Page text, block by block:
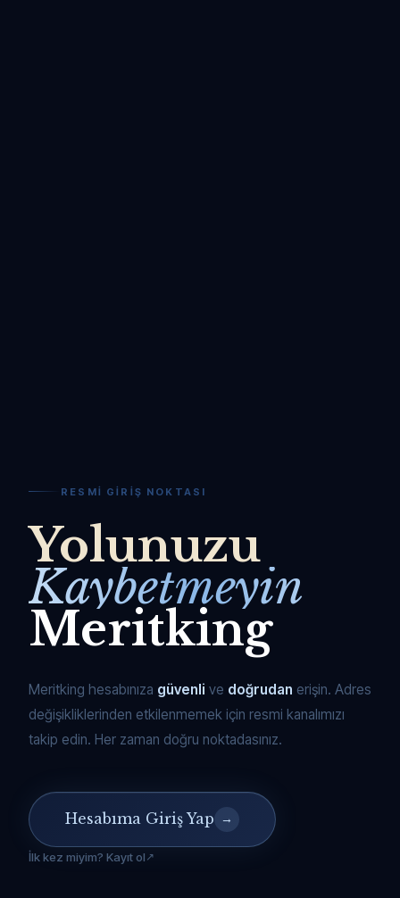
RESMI GIRIŞ NOKTASI
Yolunuzu
Kaybetmeyin
Meritking
Meritking hesabınıza güvenli ve doğrudan erişin. Adres
değişikliklerinden etkilenmemek için resmi kanalımızı
takip edin. Her zaman doğru noktadasınız.
Hesabıma Giriş Yap →
İlk kez miyim? Kayıt ol